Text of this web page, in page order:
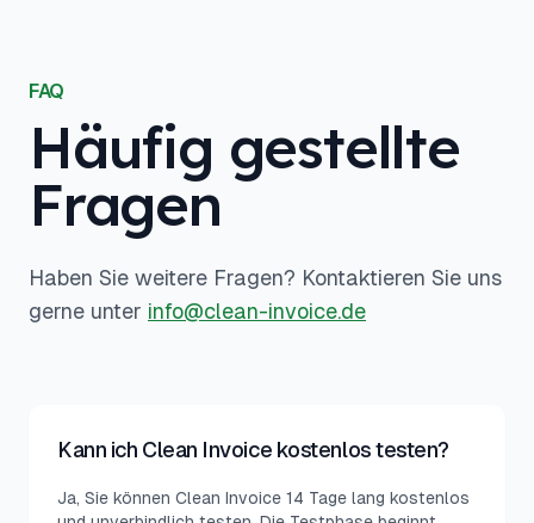
FAQ
Häufig gestellte
Fragen
Haben Sie weitere Fragen? Kontaktieren Sie uns
gerne unter info@clean-invoice.de
Kann ich Clean Invoice kostenlos testen?
Ja, Sie können Clean Invoice 14 Tage lang kostenlos